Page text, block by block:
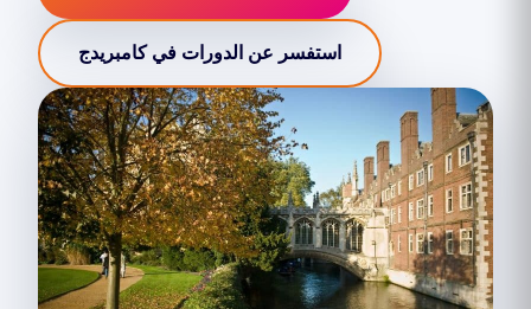
استفسر عن الدورات في كامبريدج